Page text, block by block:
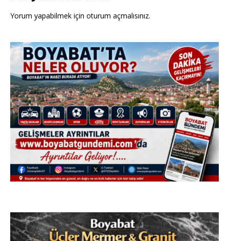
Yorum yapabilmek için oturum açmalısınız.